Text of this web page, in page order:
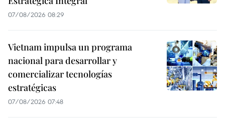
07/08/2026 08:29
Vietnam impulsa un programa
nacional para desarrollar y
comercializar tecnologías
estratégicas
07/08/2026 07:48